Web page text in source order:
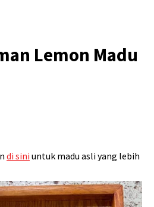
Lemon Madu
di sini untuk madu asli yang lebih